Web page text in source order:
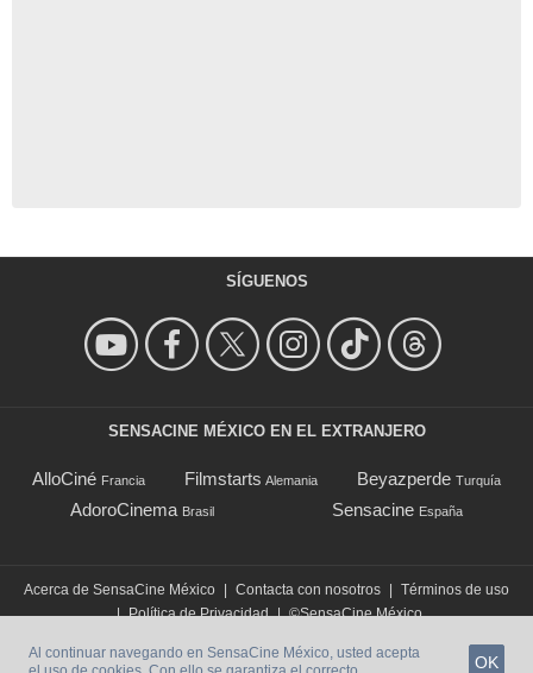
SÍGUENOS
SENSACINE MÉXICO EN EL EXTRANJERO
AlloCiné Francia Filmstarts Alemania Beyazperde Turquía
AdoroCinema Brasil Sensacine España
Acerca de SensaCine México | Contacta con nosotros | Términos de uso
| Política de Privacidad | ©SensaCine México
Al continuar navegando en SensaCine México, usted acepta
OK